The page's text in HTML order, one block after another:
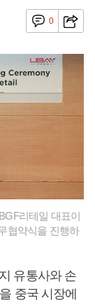
0
리테일 대표이
협약식을 진행하
유통사와 손
중국 시장에